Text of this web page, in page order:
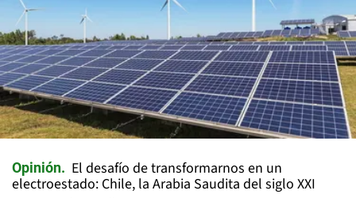
Opinión
El desafío de transformarnos en un
electroestado: Chile, la Arabia Saudita del siglo XXI